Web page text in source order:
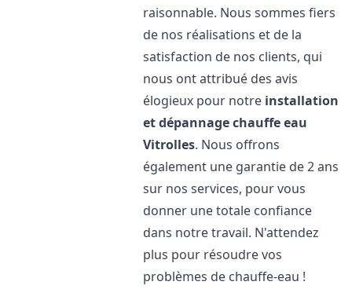
raisonnable. Nous sommes fiers
de nos réalisations et de la
satisfaction de nos clients, qui
nous ont attribué des avis
élogieux pour notre installation
et dépannage chauffe eau
Vitrolles. Nous offrons
également une garantie de 2 ans
sur nos services, pour vous
donner une totale confiance
dans notre travail. N'attendez
plus pour résoudre vos
problèmes de chauffe-eau !